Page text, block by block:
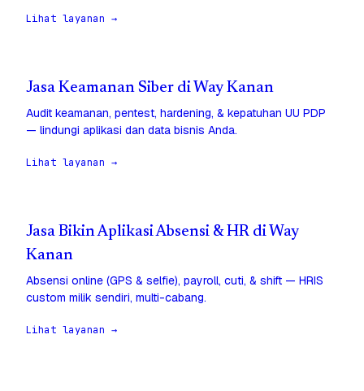
Lihat layanan →
Jasa Keamanan Siber di Way Kanan
Audit keamanan, pentest, hardening, & kepatuhan UU PDP
— lindungi aplikasi dan data bisnis Anda.
Lihat layanan →
Jasa Bikin Aplikasi Absensi & HR di Way
Kanan
Absensi online (GPS & selfie), payroll, cuti, & shift — HRIS
custom milik sendiri, multi-cabang.
Lihat layanan →